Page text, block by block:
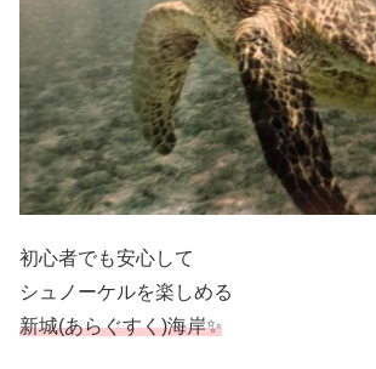
初心者でも安心して
シュノーケルを楽しめる
新城(あらぐすく)海岸✨